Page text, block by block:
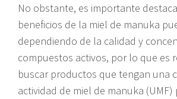
No obstante, es importante
beneficios de la miel de manuka
dependiendo de la calidad y
compuestos activos, por lo que es
buscar productos que tengan una
actividad de miel de manuka (UMF)